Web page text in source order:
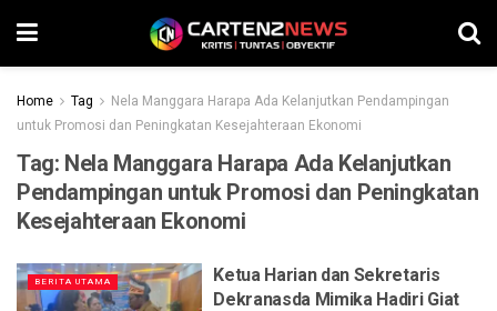
Home Tag
Nela Manggara Harapa Ada Kelanjutkan Pendampingan
untuk Promosi dan Peningkatan Kesejahteraan Ekonomi
Tag: Nela Manggara Harapa Ada Kelanjutkan
Pendampingan untuk Promosi dan Peningkatan
Kesejahteraan Ekonomi
BERITA UTAMA
Ketua Harian dan Sekretaris
Dekranasda Mimika Hadiri Giat